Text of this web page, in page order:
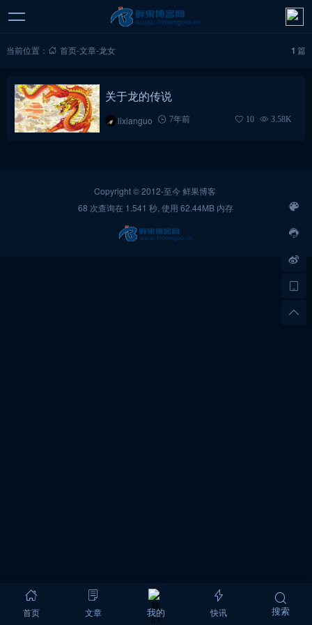
当前位置： 首页-文章-龙女 1 篇
关于龙的传说
lixianguo 7年前 10 3.58K
Copyright © 2012-至今 鲜果博客
68 次查询在 1.541 秒, 使用 62.44MB 内存
首页 文章 我的 快讯 搜索